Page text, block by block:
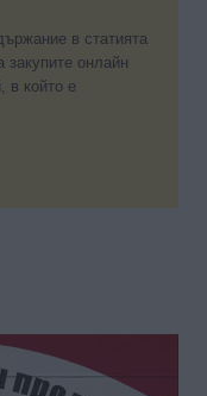
в статията
онлайн
в който е